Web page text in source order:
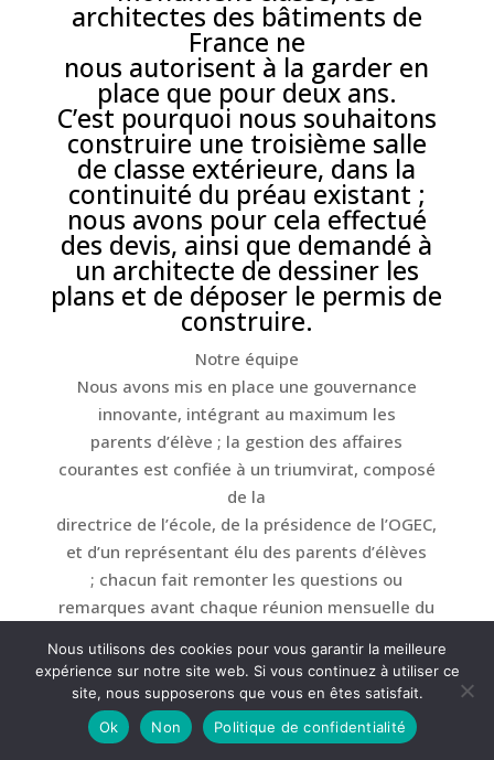
architectes des bâtiments de
France ne
nous autorisent à la garder en
place que pour deux ans.
C’est pourquoi nous souhaitons
construire une troisième salle
de classe extérieure, dans la
continuité du préau existant ;
nous avons pour cela effectué
des devis, ainsi que demandé à
un architecte de dessiner les
plans et de déposer le permis de
construire.
Notre équipe
Nous avons mis en place une gouvernance
innovante, intégrant au maximum les
parents d’élève ; la gestion des affaires
courantes est confiée à un triumvirat, composé
de la
directrice de l’école, de la présidence de l’OGEC,
et d’un représentant élu des parents d’élèves
; chacun fait remonter les questions ou
remarques avant chaque réunion mensuelle du
plénières, au début, milieu et fin de l’année,
pour prendre ensemble les décisions concernant
la gestion présente et future de l’école. Cette
souplesse d’organisation permet à la fois aux
Nous utilisons des cookies pour vous garantir la meilleure
expérience sur notre site web. Si vous continuez à utiliser ce
site, nous supposerons que vous en êtes satisfait.
Ok
Non Politique de confidentialité